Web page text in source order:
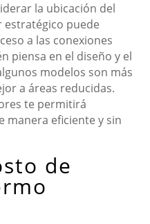
la ubicación del
puede
a las conexiones
piensa en el diseño y el
modelos son más
a áreas reducidas.
te permitirá
manera eficiente y sin
de